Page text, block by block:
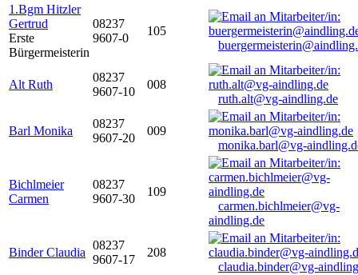
1.Bgm Hitzler
Gertrud
Erste
Bürgermeisterin
08237
9607-0
105
Alt Ruth
08237
9607-10
008
ruth.alt@vg-aindling.de
Barl Monika
08237
9607-20
009
monika.barl@vg-
Bichlmeier
Carmen
08237
9607-30
109
carmen.bichlmeier@vg-
aindling.de
Binder Claudia
08237
9607-17
208
claudia.binder@vg-